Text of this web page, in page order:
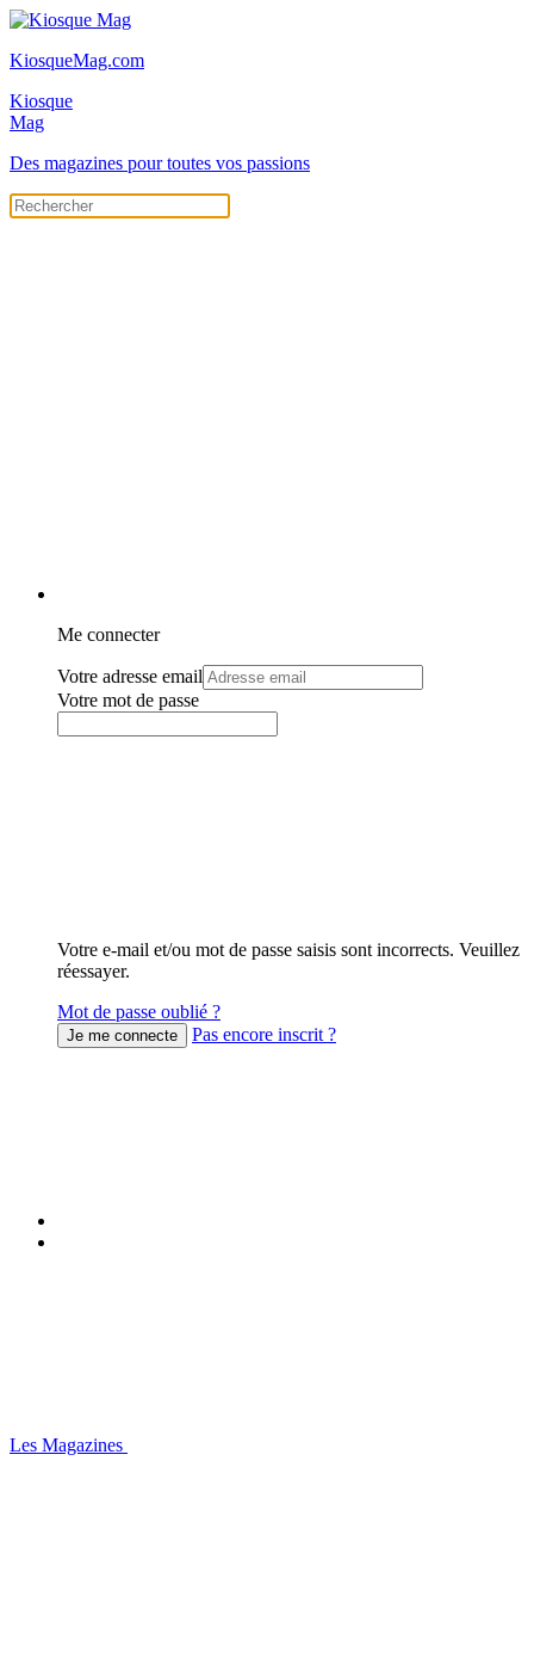
KiosqueMag.com
Kiosque
Mag
Des magazines pour toutes vos passions
Me connecter
Votre adresse email
Votre mot de passe
Votre e-mail et/ou mot de passe saisis sont incorrects. Veuillez
réessayer.
Mot de passe oublié ?
Pas encore inscrit ?
Les Magazines